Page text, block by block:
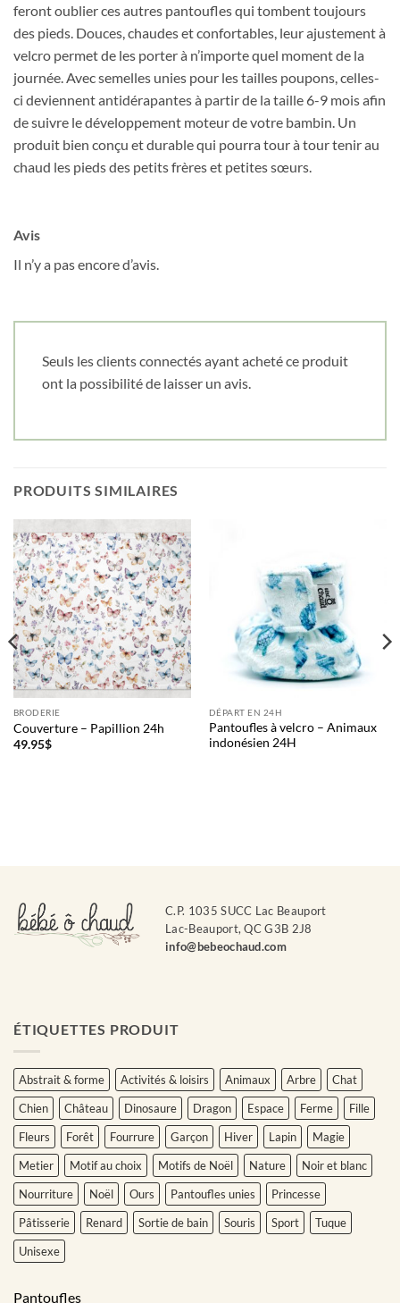
feront oublier ces autres pantoufles qui tombent toujours
des pieds. Douces, chaudes et confortables, leur ajustement à
velcro permet de les porter à n’importe quel moment de la
journée. Avec semelles unies pour les tailles poupons, celles-
ci deviennent antidérapantes à partir de la taille 6-9 mois afin
de suivre le développement moteur de votre bambin. Un
produit bien conçu et durable qui pourra tour à tour tenir au
chaud les pieds des petits frères et petites sœurs.
Avis
Il n’y a pas encore d’avis.
Seuls les clients connectés ayant acheté ce produit
ont la possibilité de laisser un avis.
PRODUITS SIMILAIRES
BRODERIE
Couverture – Papillion 24h
49.95$
DÉPART EN 24H
Pantoufles à velcro – Animaux
indonésien 24H
C.P. 1035 SUCC Lac Beauport
Lac-Beauport, QC G3B 2J8
info@bebeochaud.com
ÉTIQUETTES PRODUIT
Abstrait & forme Activités & loisirs Animaux Arbre
Chat
Chien
Château Dinosaure Dragon Espace Ferme
Fille
Fleurs
Forêt Fourrure Garçon Hiver Lapin
Magie
Metier
Motif au choix Motifs de Noël Nature
Noir et blanc
Nourriture
Noël Ours Pantoufles unies
Princesse
Pâtisserie
Renard Sortie de bain Souris Sport
Tuque
Unisexe
Pantoufles